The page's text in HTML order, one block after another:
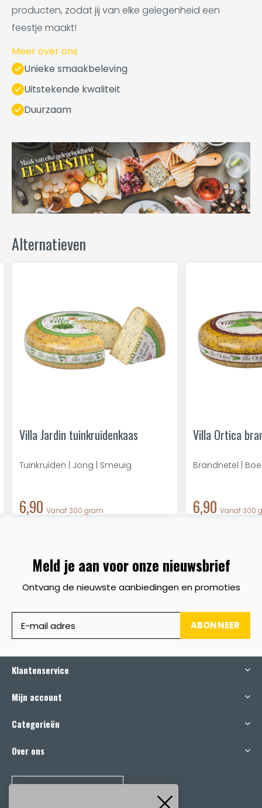
producten, zodat jij van elke gelegenheid een
feestje maakt!
Meer over ons
Unieke smaakbeleving
Uitstekende kwaliteit
Duurzaam
Alternatieven
Villa Jardin tuinkruidenkaas
Tuinkruiden | Jong | Smeuïg
6,90 Vanaf 300 gram
Villa Ortica
Brandnetel |
6,90 Vanaf 300
Meld je aan voor onze nieuwsbrief
Ontvang de nieuwste aanbiedingen en promoties
ABONNEER
Klantenservice
Mijn account
Categorieën
Over ons